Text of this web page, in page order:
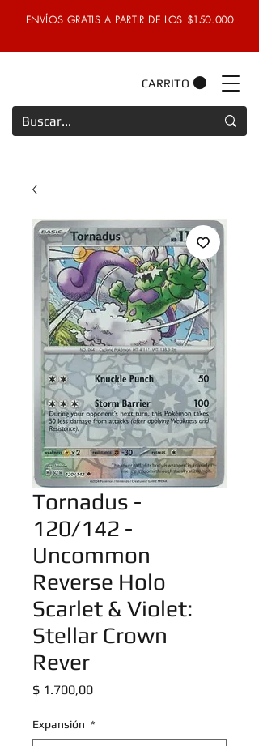
ENVÍOS GRATIS A PARTIR DE LOS $150.000
CARRITO
Tornadus -
120/142 -
Uncommon
Reverse Holo
Scarlet & Violet:
Stellar Crown
Rever
$ 1.700,00Precio
Expansión *